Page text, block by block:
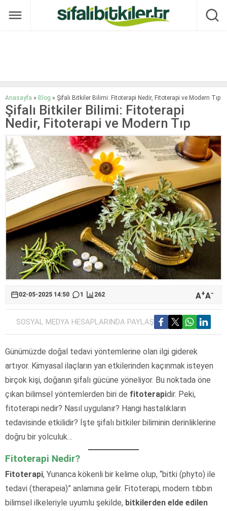
Anasayfa » Blog » Şifalı Bitkiler Bilimi: Fitoterapi Nedir, Fitoterapi ve Modern Tıp
Şifalı Bitkiler Bilimi: Fitoterapi
Nedir, Fitoterapi ve Modern Tıp
02-05-2025 14:50 1 262 A+A-
SOSYAL MEDYA HESAPLARINDA PAYLAŞ
Günümüzde doğal tedavi yöntemlerine olan ilgi giderek
artıyor. Kimyasal ilaçların yan etkilerinden kaçınmak isteyen
birçok kişi, doğanın şifalı gücüne yöneliyor. Bu noktada öne
çıkan bilimsel yöntemlerden biri de fitoterapidir. Peki,
fitoterapi nedir? Nasıl uygulanır? Hangi hastalıkların
tedavisinde etkilidir? İşte şifalı bitkiler biliminin derinliklerine
doğru bir yolculuk…
Fitoterapi Nedir?
Fitoterapi, Yunanca kökenli bir kelime olup, “bitki (phyto) ile
tedavi (therapeia)” anlamına gelir. Fitoterapi, modern tıbbın
bilimsel ilkeleriyle uyumlu şekilde, bitkilerden elde edilen